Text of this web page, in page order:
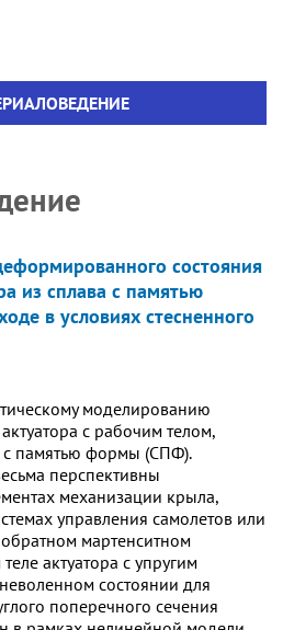
состояния
из сплава с памятью
в условиях стесненного
моделированию
с рабочим телом,
памятью формы (СПФ).
перспективны
механизации крыла,
управления самолетов или
мартенситном
актуатора с упругим
состоянии для
поперечного сечения